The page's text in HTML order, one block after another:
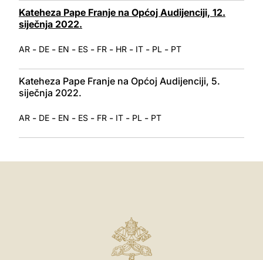
Kateheza Pape Franje na Općoj Audijenciji, 12.
siječnja 2022.
AR - DE - EN - ES - FR - HR - IT - PL - PT
Kateheza Pape Franje na Općoj Audijenciji, 5.
siječnja 2022.
AR - DE - EN - ES - FR - IT - PL - PT